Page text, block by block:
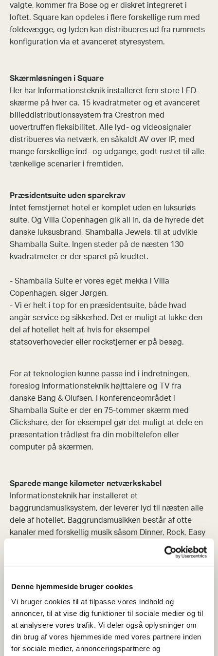
Denne hjemmeside bruger cookies
Vi bruger cookies til at tilpasse vores indhold og
annoncer, til at vise dig funktioner til sociale medier og til
at analysere vores trafik. Vi deler også oplysninger om
din brug af vores hjemmeside med vores partnere inden
for sociale medier, annonceringspartnere og
valgte, kommer fra Bose og er diskret integreret i
loftet. Square kan opdeles i flere forskellige rum med
foldevægge, og lyden kan distribueres ud fra rummets
konfiguration via et avanceret styresystem.
Skærmløsningen i Square
Her har Informationsteknik installeret fem store LED-
skærme på hver ca. 15 kvadratmeter og et avanceret
billeddistributionssystem fra Crestron med
uovertruffen fleksibilitet. Alle lyd- og videosignaler
distribueres via netværk, en såkaldt AV over IP, med
mange forskellige ind- og udgange, godt rustet til alle
tænkelige scenarier i fremtiden.
Præsidentsuite uden sparekrav
Intet femstjernet hotel er komplet uden en luksuriøs
suite. Og Villa Copenhagen gik all in, da de hyrede det
danske luksusbrand, Shamballa Jewels, til at udvikle
Shamballa Suite. Ingen steder på de næsten 130
kvadratmeter er der sparet på krudtet.
- Shamballa Suite er vores eget mekka i Villa
Copenhagen, siger Jørgen.
- Vi er helt i top for en præsidentsuite, både hvad
angår service og sikkerhed. Det er muligt at lukke den
del af hotellet helt af, hvis for eksempel
statsoverhoveder eller rockstjerner er på besøg.
For at teknologien kunne passe ind i indretningen,
foreslog Informationsteknik højttalere og TV fra
danske Bang & Olufsen. I konferenceområdet i
Shamballa Suite er der en 75-tommer skærm med
Clickshare, der for eksempel gør det muligt at dele en
præsentation trådløst fra din mobiltelefon eller
computer på skærmen.
Sparede mange kilometer netværkskabel
Informationsteknik har installeret et
baggrundsmusiksystem, der leverer lyd til næsten alle
dele af hotellet. Baggrundsmusikken består af otte
kanaler med forskellig musik såsom Dinner, Rock, Easy
Listening og mere. Sammen med hotellet har
Informationsteknik besluttet, hvor de forskellige
touchpanel i baren.
Musikken distribueres på husets eksisterende netværk
via Dante, en standard for netværkslyddistribution, og